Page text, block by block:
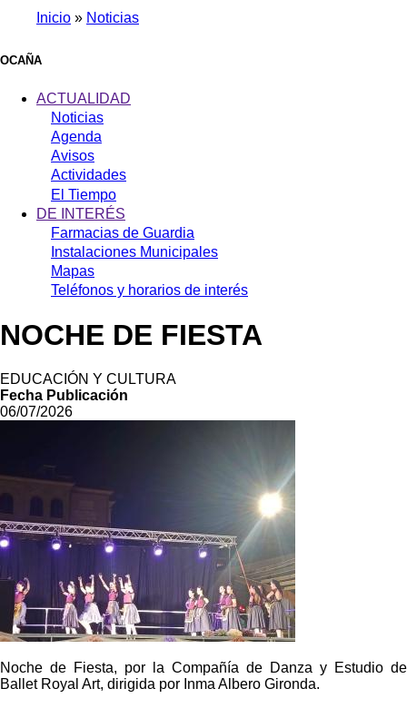
enlaces
de
ayuda
navegación
Inicio Noticias
OCAÑA
ACTUALIDAD
Noticias
Agenda
Avisos
Actividades
El Tiempo
DE INTERÉS
Farmacias de Guardia
Instalaciones Municipales
Mapas
Teléfonos y horarios de interés
NOCHE DE FIESTA
EDUCACIÓN Y CULTURA
Fecha Publicación
06/07/2026
Noche de Fiesta, por la Compañía de Danza y Estudio de
Ballet Royal Art, dirigida por Inma Albero Gironda.